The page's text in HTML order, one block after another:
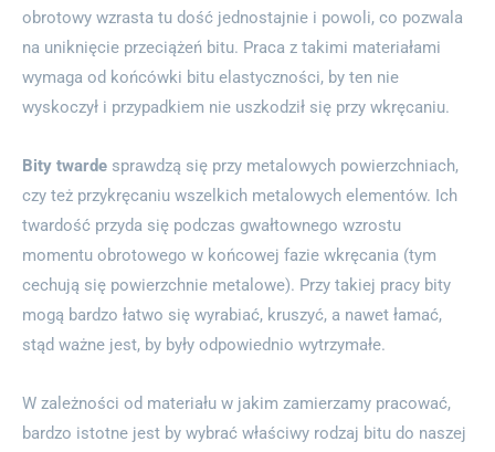
obrotowy wzrasta tu dość jednostajnie i powoli, co pozwala
na uniknięcie przeciążeń bitu. Praca z takimi materiałami
wymaga od końcówki bitu elastyczności, by ten nie
wyskoczył i przypadkiem nie uszkodził się przy wkręcaniu.
Bity twarde sprawdzą się przy metalowych powierzchniach,
czy też przykręcaniu wszelkich metalowych elementów. Ich
twardość przyda się podczas gwałtownego wzrostu
momentu obrotowego w końcowej fazie wkręcania (tym
cechują się powierzchnie metalowe). Przy takiej pracy bity
mogą bardzo łatwo się wyrabiać, kruszyć, a nawet łamać,
stąd ważne jest, by były odpowiednio wytrzymałe.
W zależności od materiału w jakim zamierzamy pracować,
bardzo istotne jest by wybrać właściwy rodzaj bitu do naszej